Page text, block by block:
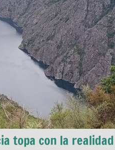
topa con la realidad